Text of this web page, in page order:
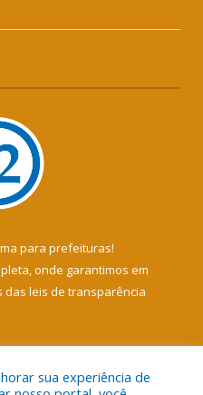
para prefeituras!
onde garantimos em
das leis de transparência
sua experiência de